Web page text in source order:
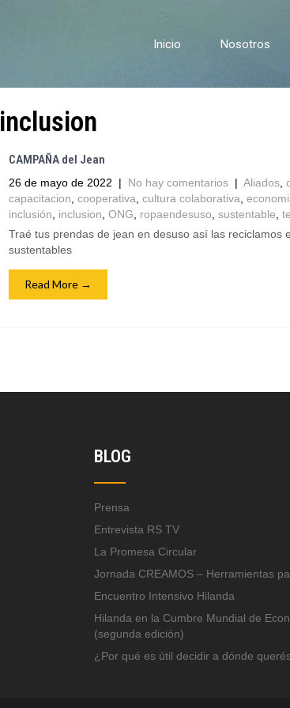
Inicio Nosotros
inclusion
CAMPAÑA del Jean
26 de mayo de 2022 | No hay comentarios | Aliados,
capacitacion cooperativa cultura colaborativa
inclusión
inclusion ONG ropaendesuso sustentable
Traé tus prendas de jean en desuso así las reciclamos
sustentables
Read More →
BLOG
Prensa
Entrevista RS TV
La Promesa Circular
Jornada CREAMOS – Herramientas
Encuentro Intensivo Hilanda
Hilanda en la Cumbre Mundial de
(segunda edición)
¿Por qué es útil decidir a dónde